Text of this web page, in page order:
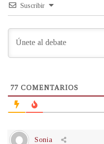
Suscribir
77 COMENTARIOS
Sonia